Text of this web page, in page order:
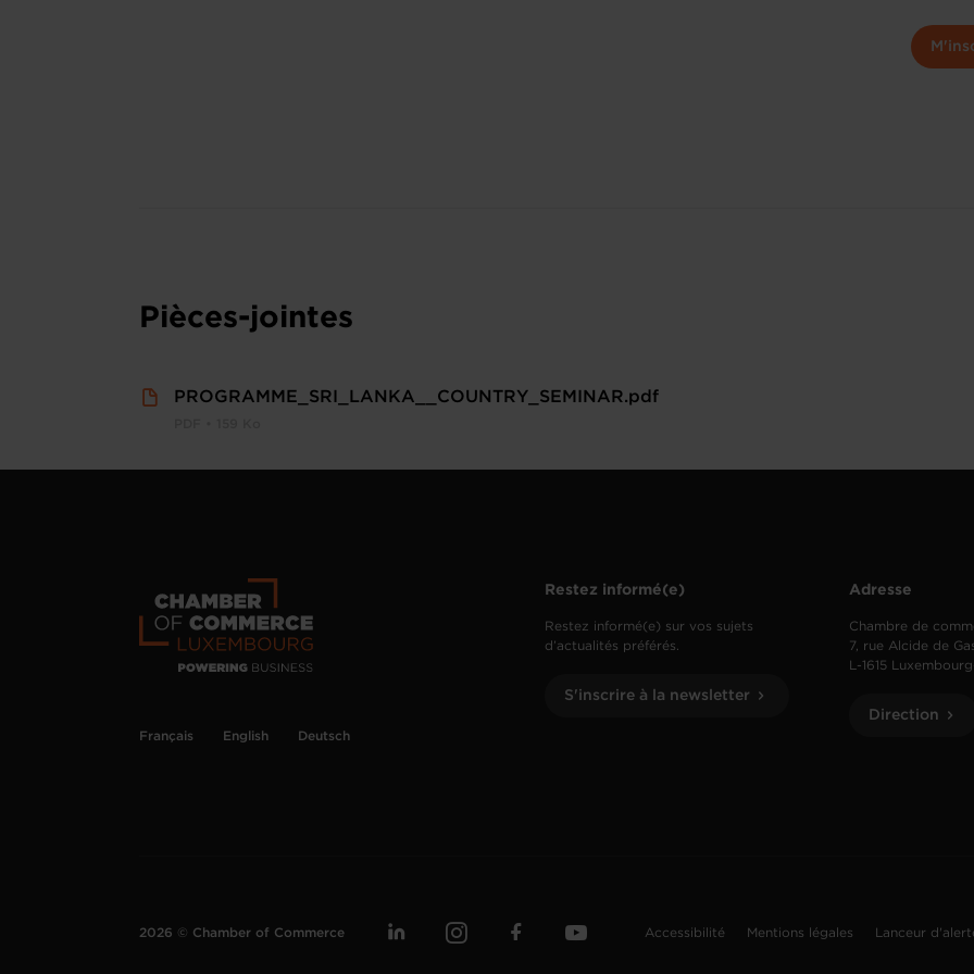
Pièces-jointes
PROGRAMME_SRI_LANKA__COUNTRY_SEMINAR.pdf
Français English Deutsch
Restez informé(e)
Restez informé(e) sur vos sujets
d’actualités préférés.
S'inscrire à la newsletter
Adresse
Chambre de
7, rue Alcide de
L-1615
Direction
2026 © Chamber of Commerce Accessibilité Mentions légales Lanceur